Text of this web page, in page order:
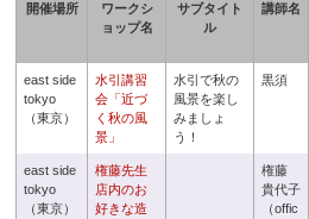
開催場所
ワークシ
ョップ名
サブタイト
ル
講師名
east side
tokyo
（東京）
水引講習
会「近づ
く秋の風
景」
水引で秋の
風景を楽し
みましょ
う！
黒須
east side
tokyo
（東京）
権藤先生
店内のお
好きな造
権藤
貴代子
（offic